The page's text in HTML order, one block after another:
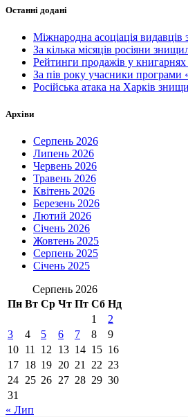
Останні додані
Міжнародна асоціація
За кілька місяців росіяни
Рейтинги продажів у
За пів року учасники
Російська атака на Харків
Архіви
Серпень 2026
Липень 2026
Червень 2026
Травень 2026
Квітень 2026
Березень 2026
Лютий 2026
Січень 2026
Жовтень 2025
Серпень 2025
Січень 2025
Серпень 2026
Пн Вт Ср Чт Пт Сб Нд
1
2
3
4 5 6 7 8
9
10 11 12 13 14 15 16
17 18 19 20 21 22 23
24 25 26 27 28 29 30
31
« Лип